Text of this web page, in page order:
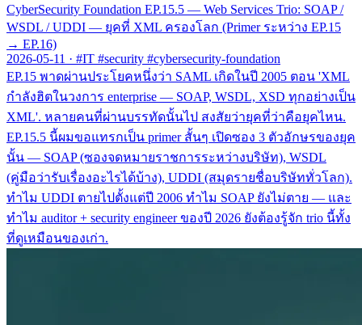
CyberSecurity Foundation EP.15.5 — Web Services Trio: SOAP /
WSDL / UDDI — ยุคที่ XML ครองโลก (Primer ระหว่าง EP.15
→ EP.16)
2026-05-11 · #IT #security #cybersecurity-foundation
EP.15 พาดผ่านประโยคหนึ่งว่า SAML เกิดในปี 2005 ตอน 'XML
กำลังฮิตในวงการ enterprise — SOAP, WSDL, XSD ทุกอย่างเป็น
XML'. หลายคนที่ผ่านบรรทัดนั้นไป สงสัยว่ายุคที่ว่าคือยุคไหน.
EP.15.5 นี้ผมขอแทรกเป็น primer สั้นๆ เปิดซอง 3 ตัวอักษรของยุค
นั้น — SOAP (ซองจดหมายราชการระหว่างบริษัท), WSDL
(คู่มือว่ารับเรื่องอะไรได้บ้าง), UDDI (สมุดรายชื่อบริษัททั่วโลก).
ทำไม UDDI ตายไปตั้งแต่ปี 2006 ทำไม SOAP ยังไม่ตาย — และ
ทำไม auditor + security engineer ของปี 2026 ยังต้องรู้จัก trio นี้ทั้ง
ที่ดูเหมือนของเก่า.